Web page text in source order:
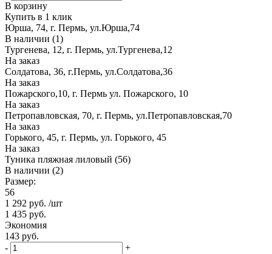
В корзину
Купить в 1 клик
Юрша, 74, г. Пермь, ул.Юрша,74
В наличии (1)
Тургенева, 12, г. Пермь, ул.Тургенева,12
На заказ
Солдатова, 36, г.Пермь, ул.Солдатова,36
На заказ
Пожарского,10, г. Пермь ул. Пожарского, 10
На заказ
Петропавловская, 70, г. Пермь, ул.Петропавловская,70
На заказ
Горького, 45, г. Пермь, ул. Горького, 45
На заказ
Туника пляжная лиловый (56)
В наличии (2)
Размер:
56
1 292 руб. /шт
1 435 руб.
Экономия
143 руб.
-
+